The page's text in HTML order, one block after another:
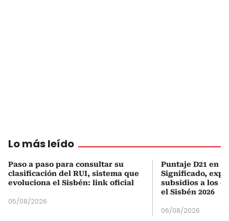
Lo más leído
Paso a paso para consultar su
clasificación del RUI, sistema que
evoluciona el Sisbén: link oficial
05/08/2026
Puntaje D21 en
Significado,
subsidios a los
el Sisbén 2026
06/08/2026